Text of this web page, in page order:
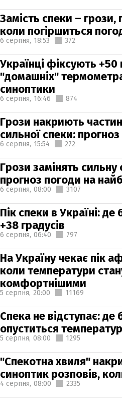
Замість спеки – грози,
коли погіршиться
6 серпня, 18:53 372
Українці фіксують +50
"домашніх"
синоптики
6 серпня, 16:46 874
Грози накриють
сильної спеки:
6 серпня, 15:54 272
Грози замінять сильну
прогноз погоди на
6 серпня, 08:00 3107
Пік спеки в Україні: де
+38 градусів
6 серпня, 06:40 797
На Україну чекає пік
коли температури
комфортнішими
5 серпня, 20:00 11169
Спека не відступає: де
опуститься
5 серпня, 08:00 1295
"Спекотна хвиля"
синоптик розповів,
4 серпня, 08:00 2335